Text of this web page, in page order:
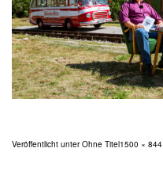
Veröffentlicht unterOhne TitelOriginalgröße
1500 × 844